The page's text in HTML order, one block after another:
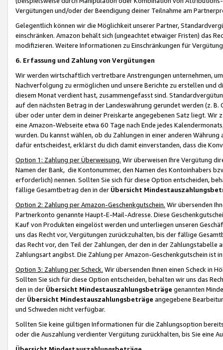
Vergütungen und/oder der Beendigung deiner Teilnahme am
Gelegentlich können wir die Möglichkeit unserer Partner,
einschränken. Amazon behält sich (ungeachtet etwaiger Fristen) das
modifizieren. Weitere Informationen zu Einschränkungen für
6. Erfassung und Zahlung von Vergütungen
Wir werden wirtschaftlich vertretbare Anstrengungen unternehmen,
Nachverfolgung zu ermöglichen und unsere Berichte zu erstellen und
diesem Monat verdient hast, zusammengefasst sind.
auf den nächsten Betrag in der Landeswährung gerundet werden (z.
über oder unter dem in deiner Preiskarte angegebenen Satz liegt.
eine Amazon-Webseite etwa 60 Tage nach Ende jedes
wurden. Du kannst wählen, ob du Zahlungen in einer anderen
dafür entscheidest, erklärst du dich damit einverstanden, dass die
Option 1: Zahlung per Überweisung. Wir überweisen Ihre Vergütung
Namen der Bank, die Kontonummer, den Namen des Kontoinhabers
erforderlich) nennen. Sollten Sie sich für diese Option entscheiden,
fällige Gesamtbetrag den in der Übersicht
Option 2: Zahlung per Amazon-Geschenkgutschein. Wir übersenden
Partnerkonto genannte Haupt-E-Mail-Adresse. Diese
Kauf von Produkten eingelöst werden und unterliegen unseren
uns das Recht vor, Vergütungen zurückzuhalten, bis der fällige
das Recht vor, den Teil der Zahlungen, der den in der
Zahlungsart angibst. Die Zahlung per Amazon-Geschenkgutschein ist
Option 3: Zahlung per Scheck. Wir übersenden Ihnen einen Scheck in
Sollten Sie sich für diese Option entscheiden, behalten wir uns das
den in der Übersicht Mindestauszahlungsbeträge genannten
der Übersicht Mindestauszahlungsbeträge angegebene
und Schweden nicht verfügbar.
Sollten Sie keine gültigen Informationen für die Zahlungsoption
oder die Auszahlung verdienter Vergütung zurückhalten, bis Sie